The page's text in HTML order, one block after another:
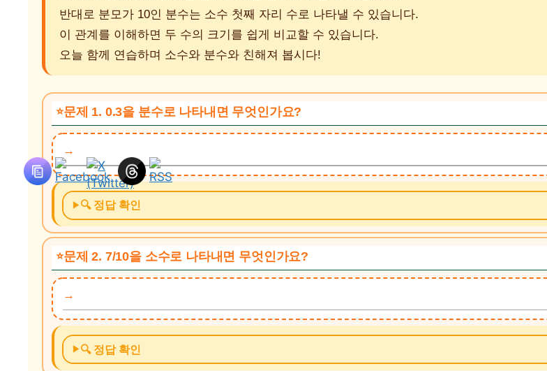
반대로 분모가 10인 분수는 소수 첫째 자리 수로 나타낼 수 있습니다.
이 관계를 이해하면 두 수의 크기를 쉽게 비교할 수 있습니다.
오늘 함께 연습하며 소수와 분수와 친해져 봅시다!
문제 1. 0.3을 분수로 나타내면 무엇인가요?
🔍 정답 확인
문제 2. 7/10을 소수로 나타내면 무엇인가요?
🔍 정답 확인